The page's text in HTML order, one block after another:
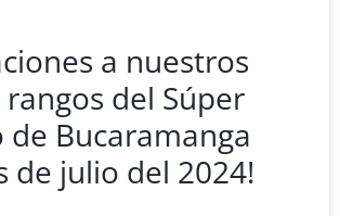
a nuestros
del Súper
de Bucaramanga
de julio del 2024!